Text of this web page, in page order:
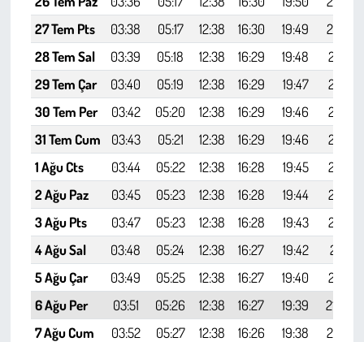
27 Tem Pts
03:38 05:17 12:38 16:30 19:49
21:22
28 Tem Sal
03:39 05:18 12:38 16:29 19:48
21:21
29 Tem Çar
03:40 05:19 12:38 16:29 19:47
21:19
30 Tem Per
03:42 05:20 12:38 16:29 19:46
21:18
31 Tem Cum
03:43 05:21 12:38 16:29 19:46
21:17
1 Ağu Cts
03:44 05:22 12:38 16:28 19:45
21:15
2 Ağu Paz
03:45 05:23 12:38 16:28 19:44
21:14
3 Ağu Pts
03:47 05:23 12:38 16:28 19:43
21:13
4 Ağu Sal
03:48 05:24 12:38 16:27 19:42
21:11
5 Ağu Çar
03:49 05:25 12:38 16:27 19:40
21:10
6 Ağu Per
03:51 05:26 12:38 16:27 19:39
21:08
7 Ağu Cum
03:52 05:27 12:38 16:26 19:38
21:07
Eğlence